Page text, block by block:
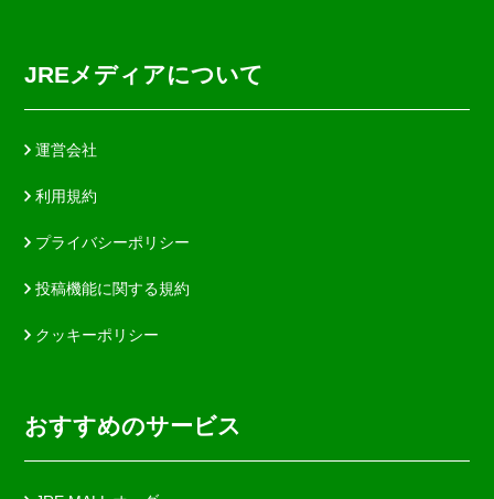
JREメディアについて
運営会社
利用規約
プライバシーポリシー
投稿機能に関する規約
クッキーポリシー
おすすめのサービス